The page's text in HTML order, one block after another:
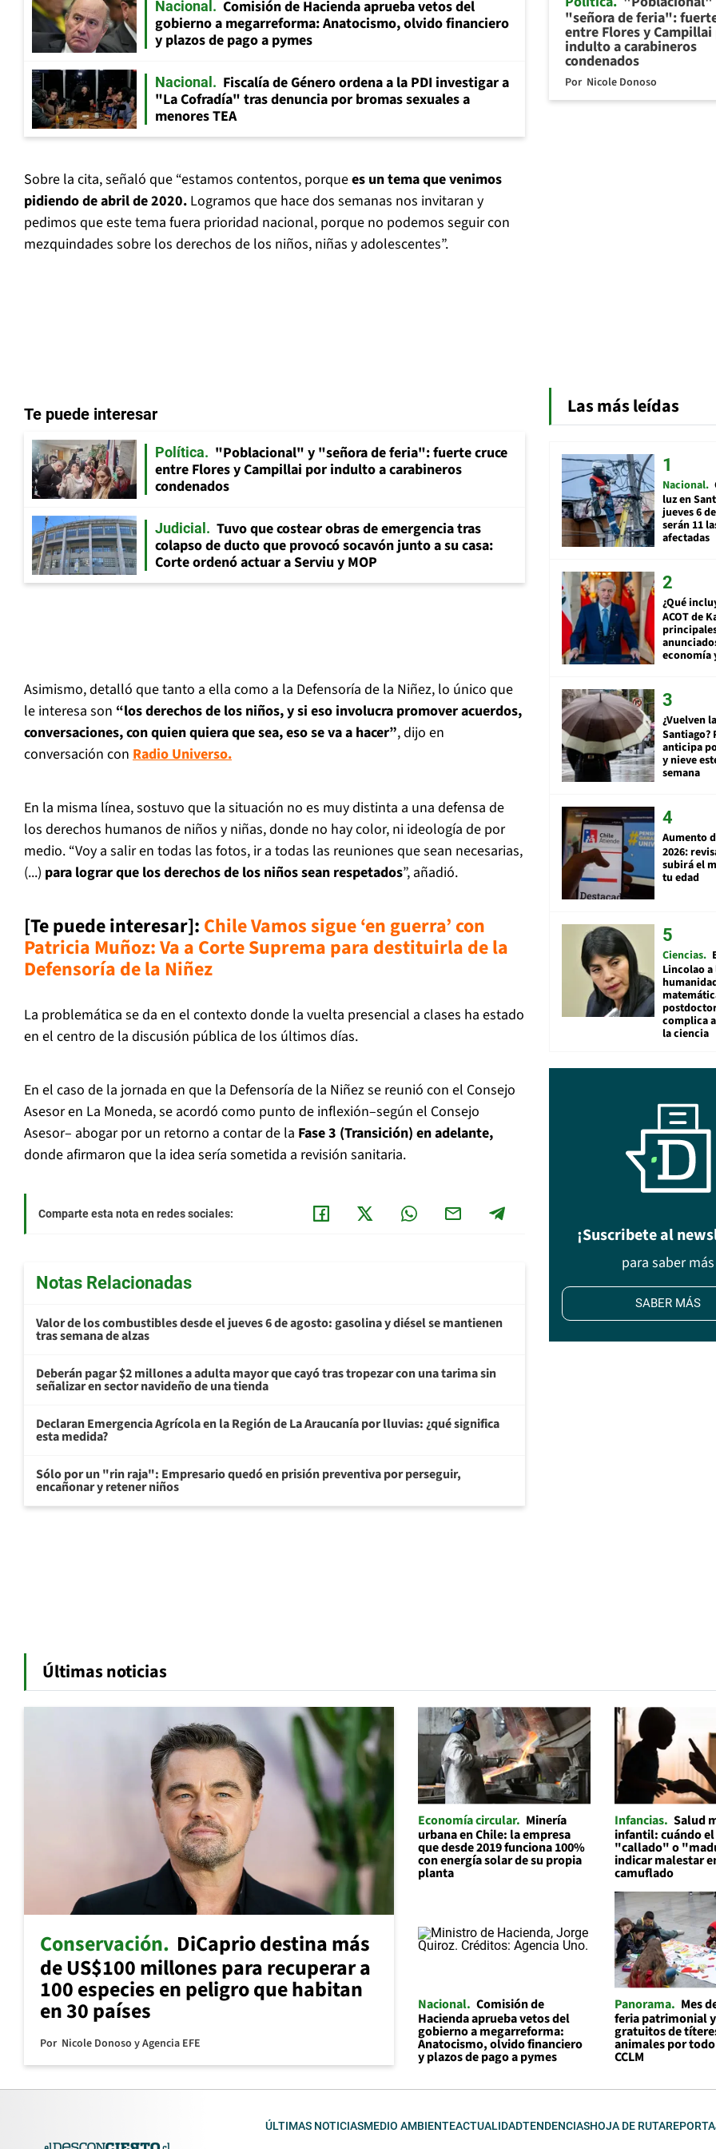
Nacional
Comisión de Hacienda aprueba vetos del
gobierno a megarreforma: Anatocismo, olvido financiero
y plazos de pago a pymes
Nacional
Fiscalía de Género ordena a la PDI investigar a
"La Cofradía" tras denuncia por bromas sexuales a
menores TEA
Sobre la cita, señaló que “estamos contentos, porquees un tema que venimos
pidiendo de abril de 2020. Logramos que hace dos semanas nos invitaran y
pedimos que este tema fuera prioridad nacional, porque no podemos seguir con
mezquindades sobre los derechos de los niños, niñas y adolescentes”.
Te puede interesar
Política
"Poblacional" y "señora de feria": fuerte cruce
entre Flores y Campillai por indulto a carabineros
condenados
Judicial
Tuvo que costear obras de emergencia tras
colapso de ducto que provocó socavón junto a su casa:
Corte ordenó actuar a Serviu y MOP
Asimismo, detalló que tanto a ella como a la Defensoría de la Niñez, lo único que
le interesa son “los derechos de los niños, y si eso involucra promover acuerdos,
conversaciones, con quien quiera que sea, eso se va a hacer”, dijo en
conversación con Radio Universo.
En la misma línea, sostuvo que la situación no es muy distinta a una defensa de
los derechos humanos de niños y niñas, donde no hay color, ni ideología de por
medio. “Voy a salir en todas las fotos, ir a todas las reuniones que sean necesarias,
(...) para lograr que los derechos de los niños sean respetados”, añadió.
[Te puede interesar]: Chile Vamos sigue ‘en guerra’ con
Patricia Muñoz: Va a Corte Suprema para destituirla de la
Defensoría de la Niñez
La problemática se da en el contexto donde la vuelta presencial a clases ha estado
en el centro de la discusión pública de los últimos días.
En el caso de la jornada en que la Defensoría de la Niñez se reunió con el Consejo
Asesor en La Moneda, se acordó como punto de inflexión–según el Consejo
Asesor– abogar por un retorno a contar de la Fase 3 (Transición) en adelante,
donde afirmaron que la idea sería sometida a revisión sanitaria.
Comparte esta nota en redes sociales:
Notas Relacionadas
Valor de los combustibles desde el jueves 6 de agosto: gasolina y diésel se mantienen
tras semana de alzas
Deberán pagar $2 millones a adulta mayor que cayó tras tropezar con una tarima sin
señalizar en sector navideño de una tienda
Declaran Emergencia Agrícola en la Región de La Araucanía por lluvias: ¿qué significa
esta medida?
Sólo por un "rin raja": Empresario quedó en prisión preventiva por perseguir,
encañonar y retener niños
"señora de feria":
entre Flores y
indulto a carabineros
condenados
Por Nicole Donoso
Las más leídas
Nacional
luz en
jueves 6
serán 11
afectadas
¿Qué
ACOT de
economía
¿Vuelven
Santiago?
anticipa
y nieve
semana
Aumento
2026:
subirá el
tu edad
Ciencias
Lincolao a
complica
la ciencia
¡Suscribete al
para saber más
SABER MÁS
Últimas noticias
Conservación DiCaprio destina más
de US$100 millones para recuperar a
100 especies en peligro que habitan
en 30 países
Por Nicole Donoso y Agencia EFE
Economía circular
Minería
urbana en Chile: la empresa
que desde 2019 funciona 100%
con energía solar de su propia
planta
Infancias Salud
infantil: cuándo
"callado" o
indicar malestar
camuflado
Nacional Comisión de
Hacienda aprueba vetos del
gobierno a megarreforma:
Anatocismo, olvido financiero
y plazos de pago a pymes
Panorama Mes
feria patrimonial
gratuitos de
animales por
CCLM
ÚLTIMAS NOTICIASMEDIO AMBIENTEACTUALIDADTENDENCIASHOJA DE RUTA